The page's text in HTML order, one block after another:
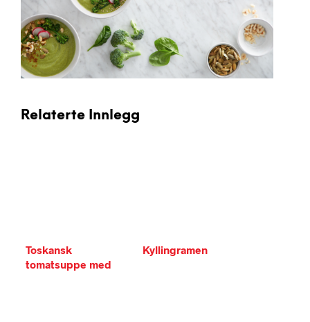
Relaterte Innlegg
Toskansk
tomatsuppe med
Kyllingramen